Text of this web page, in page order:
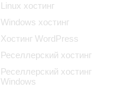
Linux хостинг
Windows хостинг
Хостинг WordPress
Реселлерский хостинг
Реселлерский хостинг
Windows